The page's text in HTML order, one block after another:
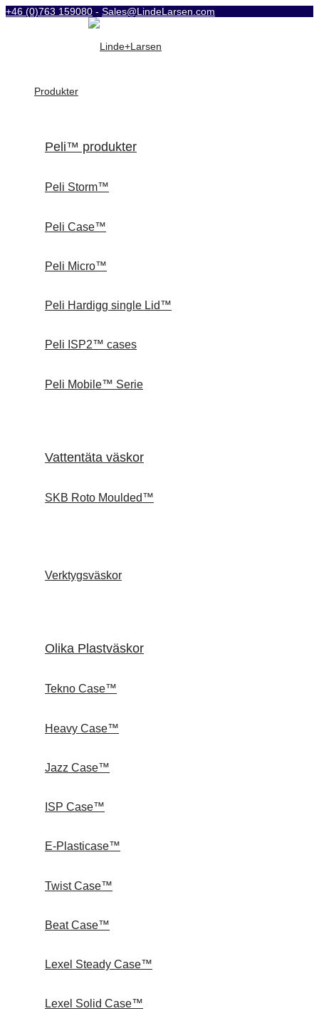
+46 (0)763 159080 - Sales@LindeLarsen.com
Produkter
Peli™ produkter
Peli Storm™
Peli Case™
Peli Micro™
Peli Hardigg single Lid™
Peli ISP2™ cases
Peli Mobile™ Serie
Vattentäta väskor
SKB Roto Moulded™
Verktygsväskor
Olika Plastväskor
Tekno Case™
Heavy Case™
Jazz Case™
ISP Case™
E-Plasticase™
Twist Case™
Beat Case™
Lexel Steady Case™
Lexel Solid Case™